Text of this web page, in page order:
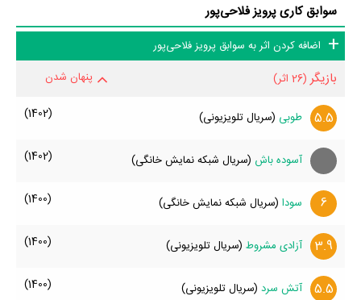
سوابق کاری پرویز فلاحی‌پور
اضافه کردن اثر به سوابق پرویز فلاحی‌پور
بازیگر (26 اثر) پنهان شدن
5.5 طوبی (سریال تلویزیونی) (1402)
آسوده باش (سریال شبکه نمایش خانگی) (1402)
6 سودا (سریال شبکه نمایش خانگی) (1400)
3.9 آزادی مشروط (سریال تلویزیونی) (1400)
5.5 آتش سرد (سریال تلویزیونی) (1400)